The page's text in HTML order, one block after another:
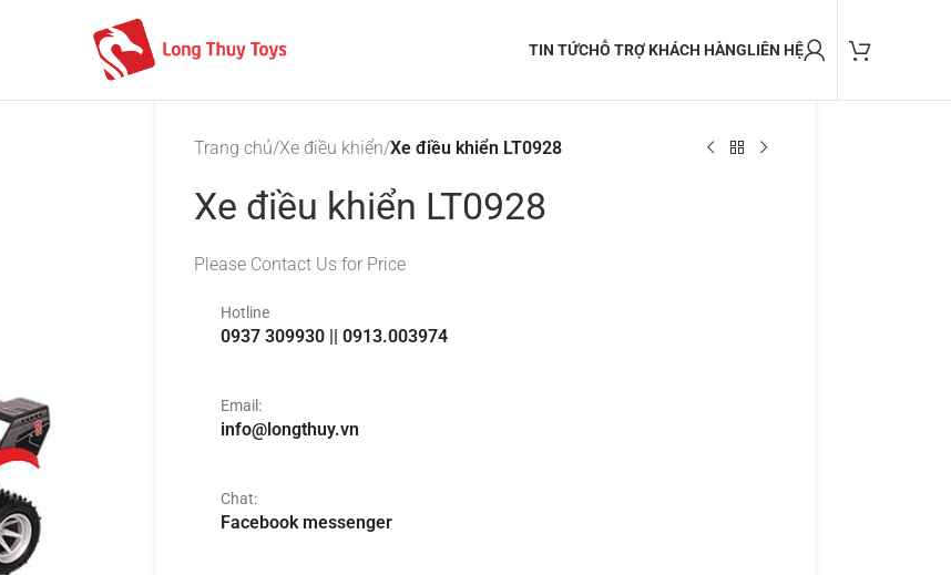
TIN TỨCHỖ TRỢ KHÁCH HÀNGLIÊN HỆ
Trang chủ/Xe điều khiển/Xe điều khiển LT0928
Xe điều khiển LT0928
Please Contact Us for Price
Hotline
0937 309930 || 0913.003974
Email:
info@longthuy.vn
Chat:
Facebook messenger